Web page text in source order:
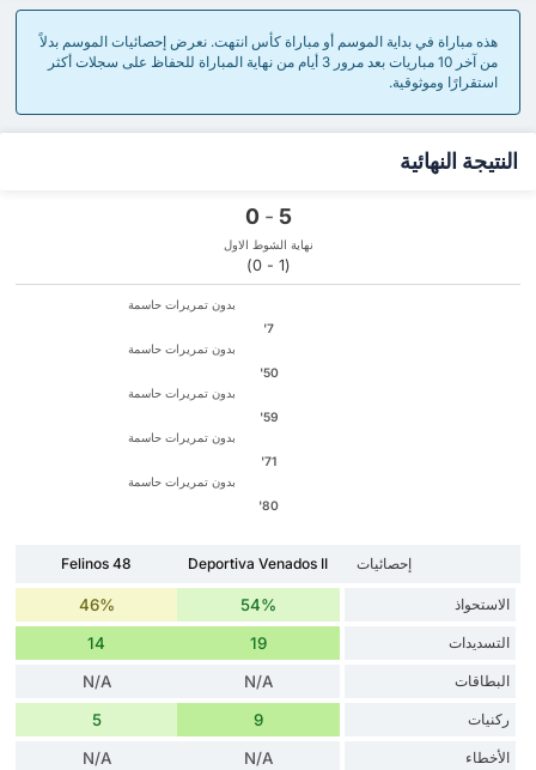
هذه مباراة في بداية الموسم أو مباراة كأس انتهت. نعرض إحصائيات الموسم بدلاً
من آخر 10 مباريات بعد مرور 3 أيام من نهاية المباراة للحفاظ على سجلات أكثر
استقرارًا وموثوقية.
النتيجة النهائية
5
-
نهاية الشوط الاول
(1 - 0)
بدون تمريرات حاسمة
7'
بدون تمريرات حاسمة
50'
بدون تمريرات حاسمة
59'
بدون تمريرات حاسمة
71'
بدون تمريرات حاسمة
80'
إحصائيات Deportiva Venados II
Felinos 48
الاستحواذ 54%
46%
التسديدات 19
14
البطاقات N/A
N/A
ركنيات 9
5
الأخطاء N/A
N/A